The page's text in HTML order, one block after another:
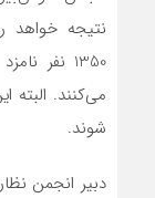
نتیجه خواهد
1350 نفر
می‌کنند.
شوند.
دبیر انجمن